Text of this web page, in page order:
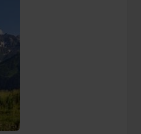
that you’ve
collected from your use